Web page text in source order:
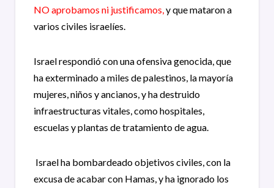
NO aprobamos ni justificamos,y que mataron a
varios civiles israelíes.
Israel respondió con una ofensiva genocida, que
ha exterminado a miles de palestinos, la mayoría
mujeres, niños y ancianos, y ha destruido
infraestructuras vitales, como hospitales,
escuelas y plantas de tratamiento de agua.
Israel ha bombardeado objetivos civiles, con la
excusa de acabar con Hamas, y ha ignorado los